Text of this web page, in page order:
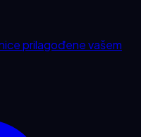
prilagođene vašem